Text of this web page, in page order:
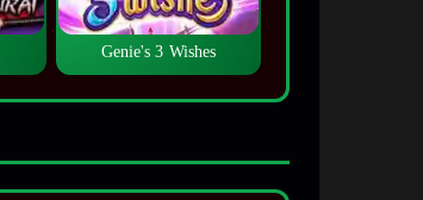
Genie's 3 Wishes